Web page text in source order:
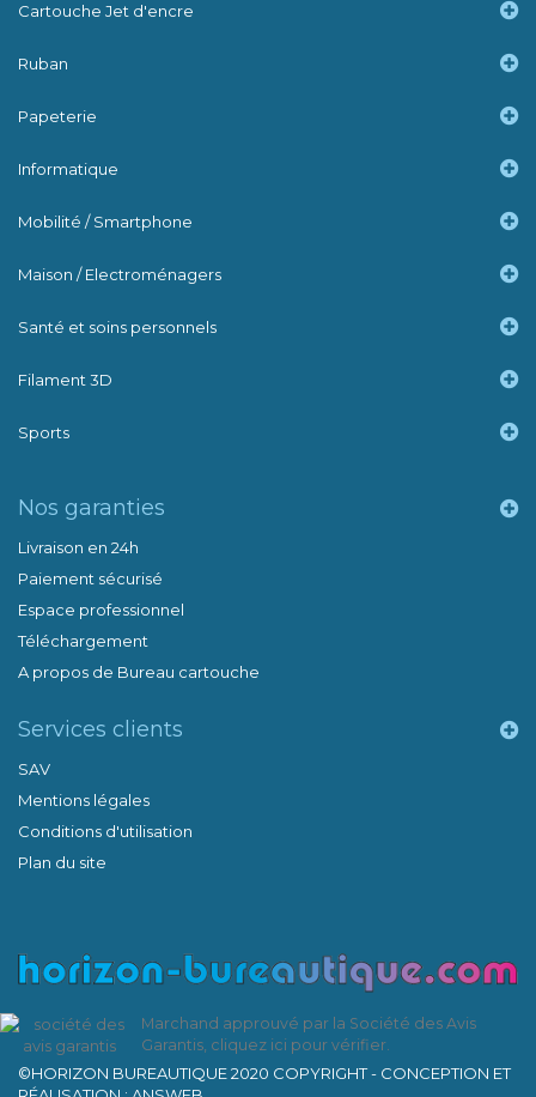
Cartouche Jet d'encre
Ruban
Papeterie
Informatique
Mobilité / Smartphone
Maison / Electroménagers
Santé et soins personnels
Filament 3D
Sports
Nos garanties
Livraison en 24h
Paiement sécurisé
Espace professionnel
Téléchargement
A propos de Bureau cartouche
Services clients
SAV
Mentions légales
Conditions d'utilisation
Plan du site
Marchand approuvé par la Société des Avis
Garantis, cliquez ici pour vérifier
©HORIZON BUREAUTIQUE 2020 COPYRIGHT - CONCEPTION ET